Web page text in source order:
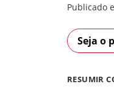
Publicado
Seja o
RESUMIR